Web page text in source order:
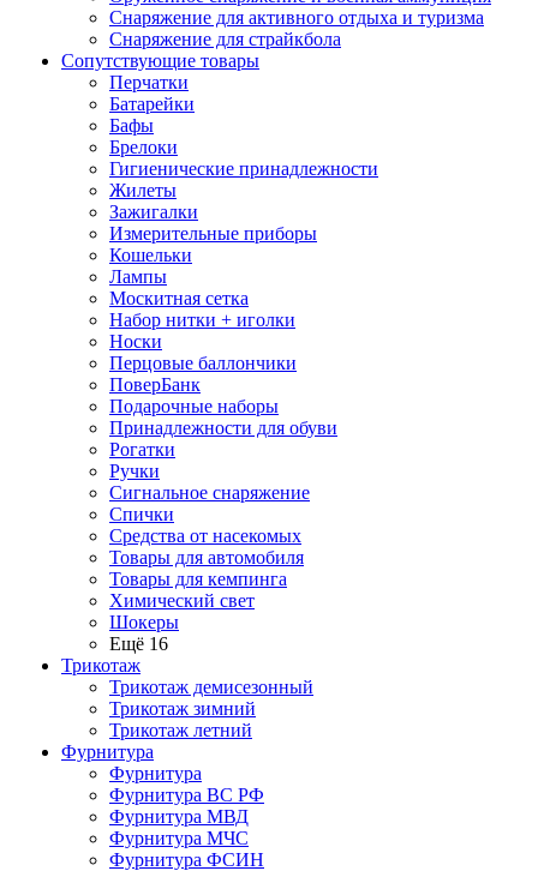
Снаряжение для активного отдыха и туризма
Снаряжение для страйкбола
Сопутствующие товары
Перчатки
Батарейки
Бафы
Брелоки
Гигиенические принадлежности
Жилеты
Зажигалки
Измерительные приборы
Кошельки
Лампы
Москитная сетка
Набор нитки + иголки
Носки
Перцовые баллончики
ПоверБанк
Подарочные наборы
Принадлежности для обуви
Рогатки
Ручки
Сигнальное снаряжение
Спички
Средства от насекомых
Товары для автомобиля
Товары для кемпинга
Химический свет
Шокеры
Ещё 16
Трикотаж
Трикотаж демисезонный
Трикотаж зимний
Трикотаж летний
Фурнитура
Фурнитура
Фурнитура ВС РФ
Фурнитура МВД
Фурнитура МЧС
Фурнитура ФСИН